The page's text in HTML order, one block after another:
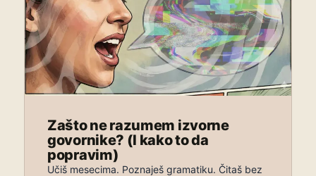
Zašto ne razumem izvorne
govornike? (I kako to da
popravim)
Učiš mesecima. Poznaješ gramatiku. Čitaš bez